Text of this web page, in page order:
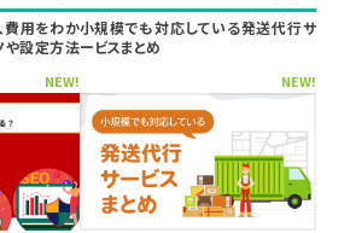
費用をわか
や設定方法
NEW!
小規模でも対応している発送代行サ
ービスまとめ
NEW!